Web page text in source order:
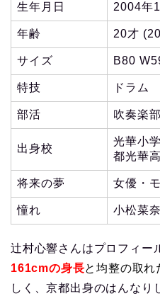
生年月日 2004年
年齢 20才
サイズ B80
特技 ドラム
部活 吹奏楽
出身校
光華小
都光華
将来の夢 女優・
憧れ 小松菜奈
辻村心響さんはプロフィー
161cmの身長と均整の取れ
しく、京都出身のはんなり